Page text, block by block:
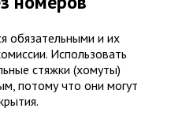
обязательными и их
Использовать
стяжки (хомуты)
потому что они могут